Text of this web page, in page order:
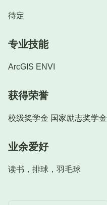
待定
专业技能
ArcGIS ENVI
获得荣誉
校级奖学金 国家励志奖学金
业余爱好
读书，排球，羽毛球